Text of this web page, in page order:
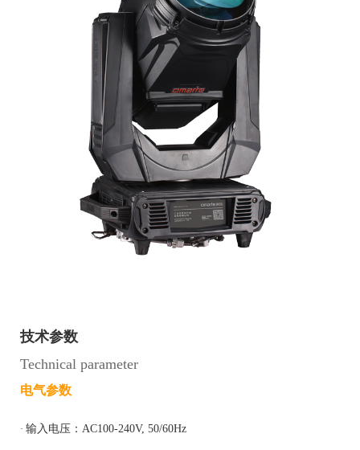
技术参数
Technical parameter
电气参数
· 输入电压： AC100-240V, 50/60Hz